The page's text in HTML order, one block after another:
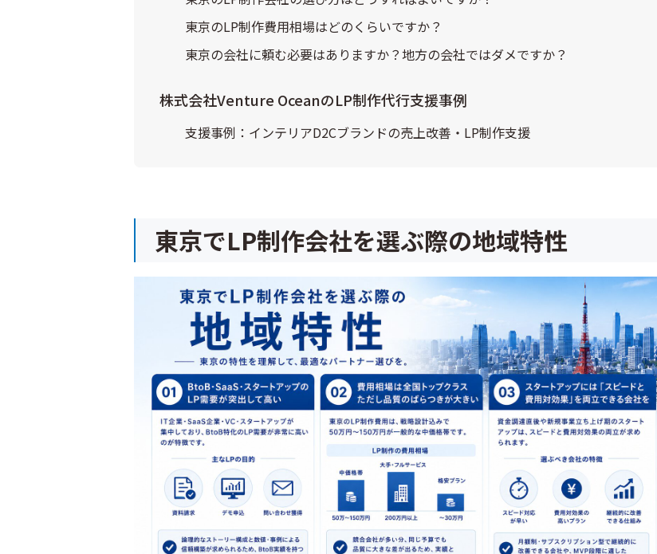
東京のLP制作費用相場はどのくらいですか？
東京の会社に頼む必要はありますか？地方の会社ではダメですか？
株式会社Venture OceanのLP制作代行支援事例
支援事例：インテリアD2Cブランドの売上改善・LP制作支援
東京でLP制作会社を選ぶ際の地域特性